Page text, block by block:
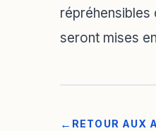
seront mises
RETOUR AUX